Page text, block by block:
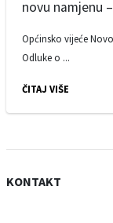
novu namjenu
Općinsko vijeće
Odluke o ...
ČITAJ VIŠE
KONTAKT